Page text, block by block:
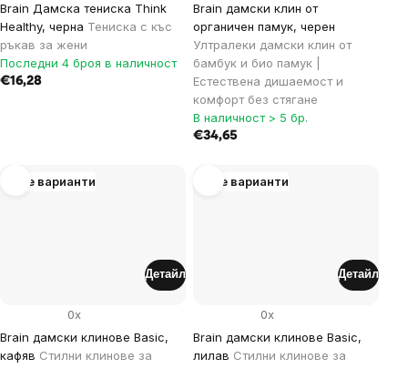
Brain Дамска тениска Think
Healthy, черна Тениска с къс
ръкав за жени
Последни 4 броя в наличност
€16,28
Brain дамски клин от
органичен памук, черен
Ултралеки дамски клин от
бамбук и био памук |
Естествена дишаемост и
комфорт без стягане
В наличност > 5 бр.
€34,65
Още варианти
Brain дамски клинове Basic,
кафяв Стилни клинове за
0x
Детайл
Още варианти
Brain дамски клинове Basic,
лилав Стилни клинове за
0x
Детайл